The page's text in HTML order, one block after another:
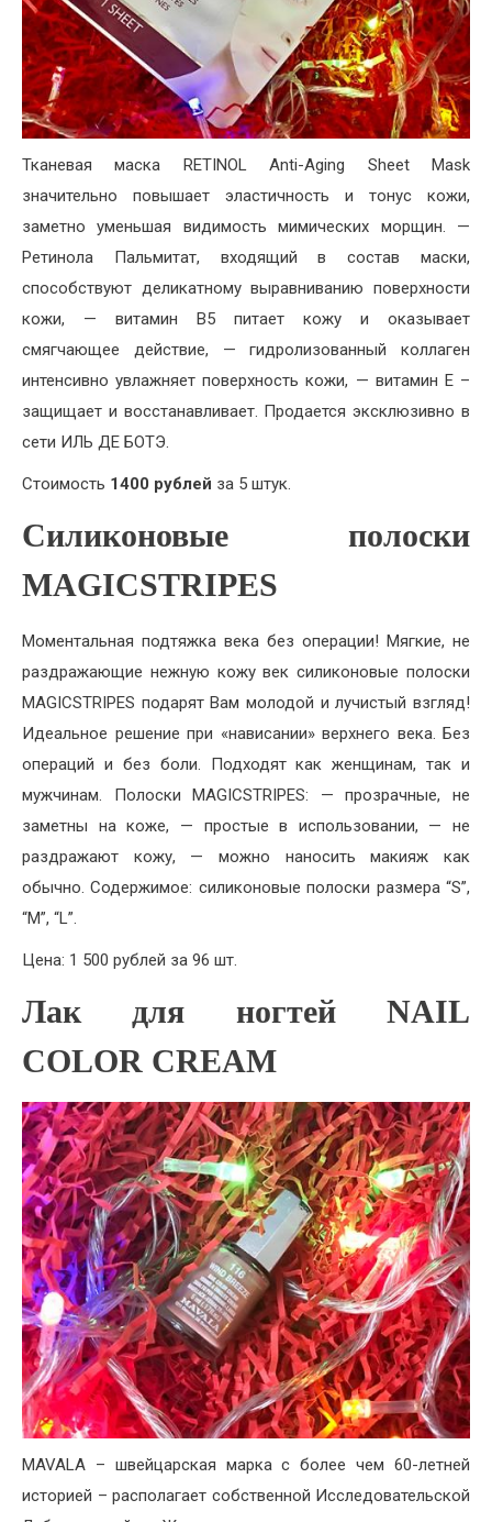
Тканевая маска RETINOL Anti-Aging Sheet Mask
значительно повышает эластичность и тонус кожи,
заметно уменьшая видимость мимических морщин. —
Ретинола Пальмитат, входящий в состав маски,
способствуют деликатному выравниванию поверхности
кожи, — витамин В5 питает кожу и оказывает
смягчающее действие, — гидролизованный коллаген
интенсивно увлажняет поверхность кожи, — витамин Е –
защищает и восстанавливает. Продается эксклюзивно в
сети ИЛЬ ДЕ БОТЭ.
Стоимость 1400 рублей за 5 штук.
Силиконовые полоски
MAGICSTRIPES
Моментальная подтяжка века без операции! Мягкие, не
раздражающие нежную кожу век силиконовые полоски
MAGICSTRIPES подарят Вам молодой и лучистый взгляд!
Идеальное решение при «нависании» верхнего века. Без
операций и без боли. Подходят как женщинам, так и
мужчинам. Полоски MAGICSTRIPES: — прозрачные, не
заметны на коже, — простые в использовании, — не
раздражают кожу, — можно наносить макияж как
обычно. Содержимое: силиконовые полоски размера “S”,
“M”, “L”.
Цена: 1 500 рублей за 96 шт.
Лак для ногтей NAIL
COLOR CREAM
MAVALA – швейцарская марка с более чем 60-летней
историей – располагает собственной Исследовательской